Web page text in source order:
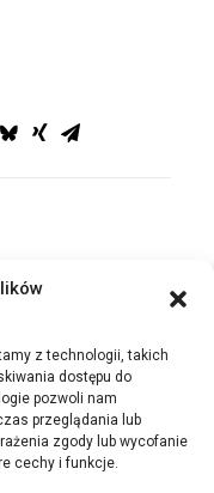
z technologii, takich
dostępu do
pozwoli nam
przeglądania lub
zgody lub wycofanie
cechy i funkcje.
zastrzeżone |